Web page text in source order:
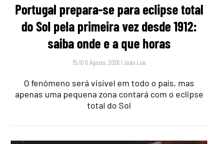
Portugal prepara-se para eclipse total
do Sol pela primeira vez desde 1912:
saiba onde e a que horas
15:10 6 Agosto, 2026 |João Luís
O fenómeno será visível em todo o país, mas
apenas uma pequena zona contará com o eclipse
total do Sol